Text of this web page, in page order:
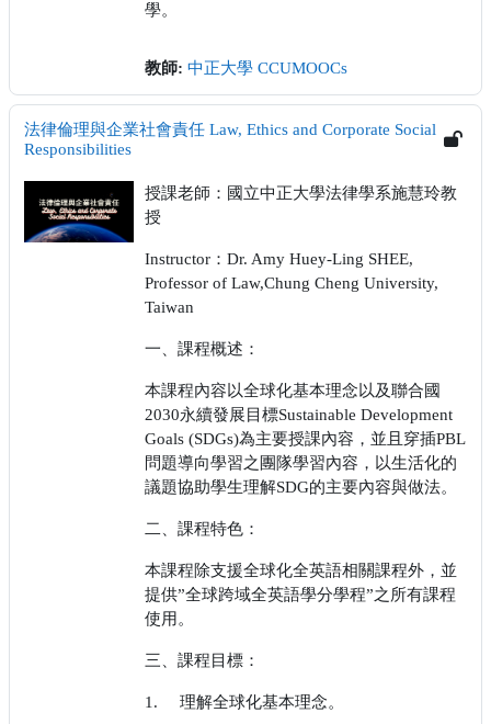
學。
教師: 中正大學 CCUMOOCs
法律倫理與企業社會責任 Law, Ethics and Corporate Social
Responsibilities
授課老師：國立中正大學法律學系施慧玲教
授
Instructor：Dr. Amy Huey-Ling SHEE,
Professor of Law,Chung Cheng University,
Taiwan
一、課程概述：
本課程內容以全球化基本理念以及聯合國
2030永續發展目標Sustainable Development
Goals (SDGs)為主要授課內容，並且穿插PBL
問題導向學習之團隊學習內容，以生活化的
議題協助學生理解SDG的主要內容與做法。
二、課程特色：
本課程除支援全球化全英語相關課程外，並
提供”全球跨域全英語學分學程”之所有課程
使用。
三、課程目標：
1. 理解全球化基本理念。